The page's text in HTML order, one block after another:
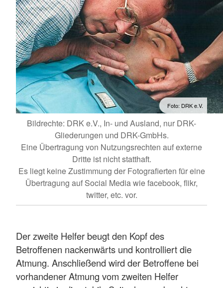
Foto: DRK e.V.
Bildrechte: DRK e.V., In- und Ausland, nur DRK-
Gliederungen und DRK-GmbHs.
Eine Übertragung von Nutzungsrechten auf externe
Dritte ist nicht statthaft.
Es liegt keine Zustimmung der Fotografierten für eine
Übertragung auf Social Media wie facebook, flikr,
twitter, etc. vor.
Der zweite Helfer beugt den Kopf des
Betroffenen nackenwärts und kontrolliert die
Atmung. Anschließend wird der Betroffene bei
vorhandener Atmung vom zweiten Helfer